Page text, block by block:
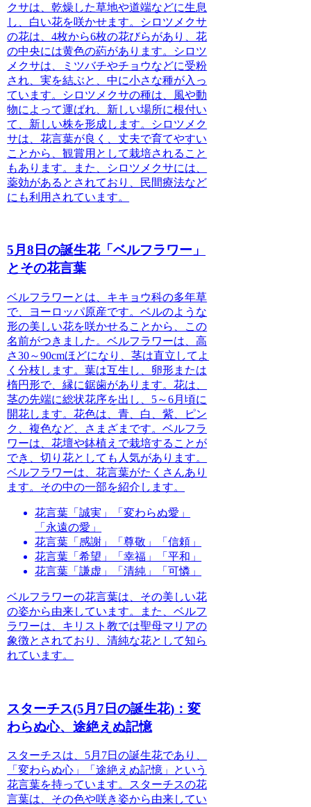
クサは、乾燥した草地や道端などに生息
し、白い花を咲かせます。シロツメクサ
の花は、4枚から6枚の花びらがあり、花
の中央には黄色の葯があります。シロツ
メクサは、ミツバチやチョウなどに受粉
され、実を結ぶと、中に小さな種が入っ
ています。シロツメクサの種は、風や動
物によって運ばれ、新しい場所に根付い
て、新しい株を形成します。シロツメク
サは、花言葉が良く、丈夫で育てやすい
ことから、観賞用として栽培されること
もあります。また、シロツメクサには、
薬効があるとされており、民間療法など
にも利用されています。
5月8日の誕生花「ベルフラワー」
とその花言葉
ベルフラワーとは、 キキョウ科の多年草
で、ヨーロッパ原産です。ベルのような
形の美しい花を咲かせることから、この
名前がつきました。ベルフラワーは、高
さ30～90cmほどになり、茎は直立してよ
く分枝します。葉は互生し、卵形または
楕円形で、縁に鋸歯があります。花は、
茎の先端に総状花序を出し、5～6月頃に
開花します。花色は、青、白、紫、ピン
ク、複色など、さまざまです。ベルフラ
ワーは、花壇や鉢植えで栽培することが
でき、切り花としても人気があります。
ベルフラワーは、花言葉がたくさんあり
ます。その中の一部を紹介します。
花言葉「誠実」「変わらぬ愛」
「永遠の愛」
花言葉「感謝」「尊敬」「信頼」
花言葉「希望」「幸福」「平和」
花言葉「謙虚」「清純」「可憐」
ベルフラワーの花言葉は、その美しい花
の姿から由来しています。また、ベルフ
ラワーは、キリスト教では聖母マリアの
象徴とされており、清純な花として知ら
れています。
スターチス(5月7日の誕生花)：変
わらぬ心、途絶えぬ記憶
スターチスは、5月7日の誕生花であり、
「変わらぬ心」「途絶えぬ記憶」という
花言葉を持っています。スターチスの花
言葉は、その色や咲き姿から由来してい